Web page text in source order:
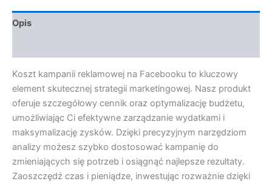
Opis
Koszt kampanii reklamowej na Facebooku to kluczowy
element skutecznej strategii marketingowej. Nasz produkt
oferuje szczegółowy cennik oraz optymalizację budżetu,
umożliwiając Ci efektywne zarządzanie wydatkami i
maksymalizację zysków. Dzięki precyzyjnym narzędziom
analizy możesz szybko dostosować kampanię do
zmieniających się potrzeb i osiągnąć najlepsze rezultaty.
Zaoszczędź czas i pieniądze, inwestując rozważnie dzięki